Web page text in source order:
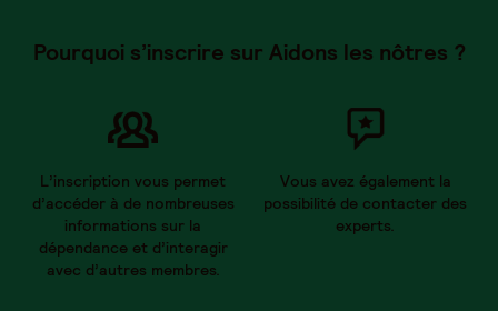
Pourquoi s’inscrire sur Aidons les nôtres ?
L’inscription vous permet
d’accéder à de nombreuses
informations sur la
dépendance et d’interagir
avec d’autres membres.
Vous avez également la
possibilité de contacter des
experts.